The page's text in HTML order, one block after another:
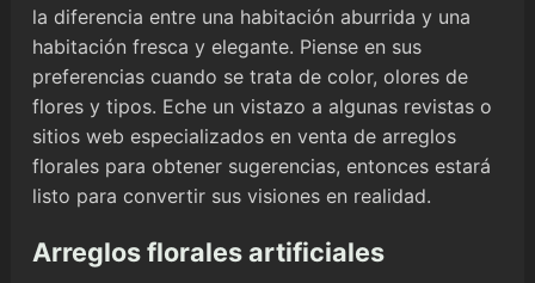
la diferencia entre una habitación aburrida y una
habitación fresca y elegante. Piense en sus
preferencias cuando se trata de color, olores de
flores y tipos. Eche un vistazo a algunas revistas o
sitios web especializados en venta de arreglos
florales para obtener sugerencias, entonces estará
listo para convertir sus visiones en realidad.
Arreglos florales artificiales